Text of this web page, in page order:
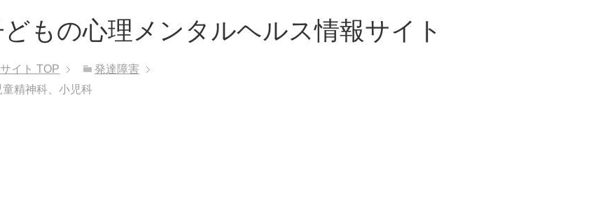
もの心理メンタルヘルス情報サイト
イト TOP
発達障害
精神科、小児科